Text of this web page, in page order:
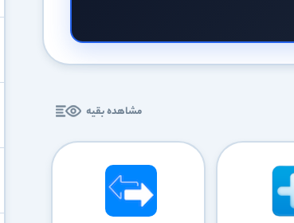
مشاهده بقیه
15
⭐ بیش از۱۹۰,۰۰۰ کاربر عضو ویژه
عضویت ویژه، تمام محدودیت‌ها را بردارید: